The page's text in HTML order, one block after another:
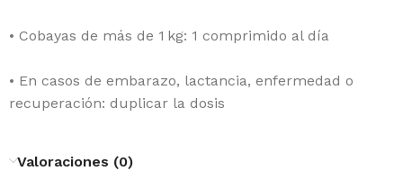
• Cobayas de más de 1 kg: 1 comprimido al día
• En casos de embarazo, lactancia, enfermedad o
recuperación: duplicar la dosis
Valoraciones (0)